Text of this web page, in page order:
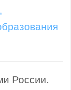
России.